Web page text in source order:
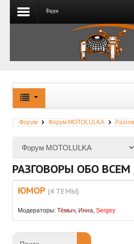
Форум
Регистрация
Забыли
Добро
Вы еще не
ВОЙТИ
Форум Форум MOTOLULKA
РАЗГОВОРЫ ОБО ВСЕМ
ЮМОР (4 ТЕМЫ)
Модераторы: Тёмыч Инна Sergey